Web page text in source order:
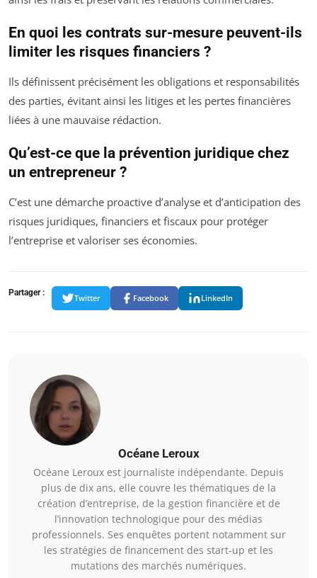
En quoi les contrats sur-mesure peuvent-ils
limiter les risques financiers ?
Ils définissent précisément les obligations et responsabilités
des parties, évitant ainsi les litiges et les pertes financières
liées à une mauvaise rédaction.
Qu’est-ce que la prévention juridique chez
un entrepreneur ?
C’est une démarche proactive d’analyse et d’anticipation des
risques juridiques, financiers et fiscaux pour protéger
l’entreprise et valoriser ses économies.
Partager :
Twitter Facebook LinkedIn
Océane Leroux
Océane Leroux est journaliste indépendante. Depuis
plus de dix ans, elle couvre les thématiques de la
création d’entreprise, de la gestion financière et de
l’innovation technologique pour des médias
professionnels. Ses enquêtes portent notamment sur
les stratégies de financement des start-up et les
mutations des marchés numériques.